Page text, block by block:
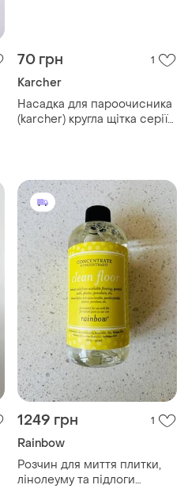
70 грн 1
Karcher
Насадка для пароочисника
(karcher) кругла щітка серії
1249 грн 1
Rainbow
Розчин для миття плитки,
лінолеуму та підлоги